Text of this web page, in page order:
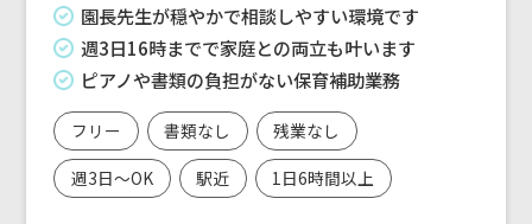
園長先生が穏やかで相談しやすい環境です
週3日16時までで家庭との両立も叶います
ピアノや書類の負担がない保育補助業務
フリー 書類なし
残業なし
週3日～OK
駅近 1日6時間以上